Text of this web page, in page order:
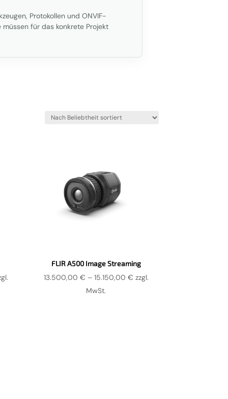
Protokollen und ONVIF-
für das konkrete Projekt
FLIR A500 Image Streaming
13.500,00 € – 15.150,00 €Preisspanne:
zzgl.
MwSt.